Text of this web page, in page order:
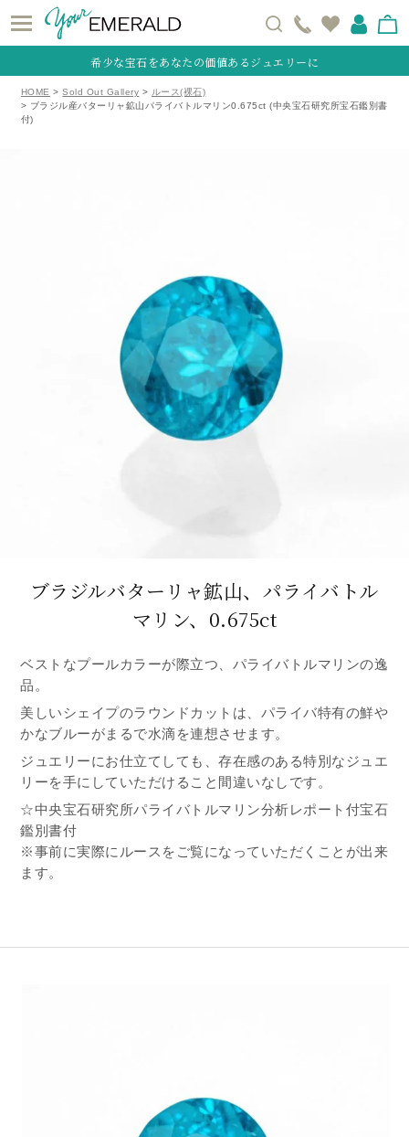
希少な宝石をあなたの価値あるジュエリーに
HOME Sold Out Gallery
ルース(裸石)
ブラジル産バターリャ鉱山パライバトルマリン0.675ct (中央宝石研究所宝石鑑別書
付)
ブラジルバターリャ鉱山、パライバトル
マリン、0.675ct
ベストなプールカラーが際立つ、パライバトルマリンの逸
品。
美しいシェイプのラウンドカットは、パライバ特有の鮮や
かなブルーがまるで水滴を連想させます。
ジュエリーにお仕立てしても、存在感のある特別なジュエ
リーを手にしていただけること間違いなしです。
☆中央宝石研究所パライバトルマリン分析レポート付宝石
鑑別書付
※事前に実際にルースをご覧になっていただくことが出来
ます。